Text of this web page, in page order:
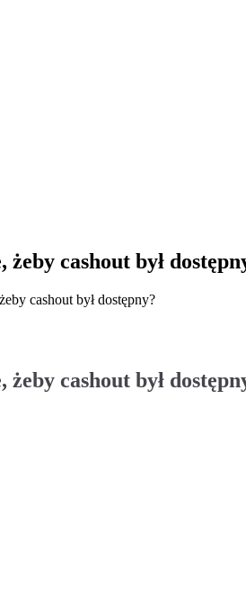
cashout był
cashout był dostępny?
cashout był